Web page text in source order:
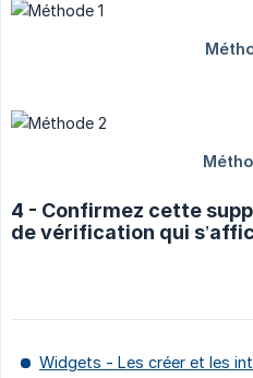
4 - Confirmez cette
de vérification qui
Widgets - Les créer et les